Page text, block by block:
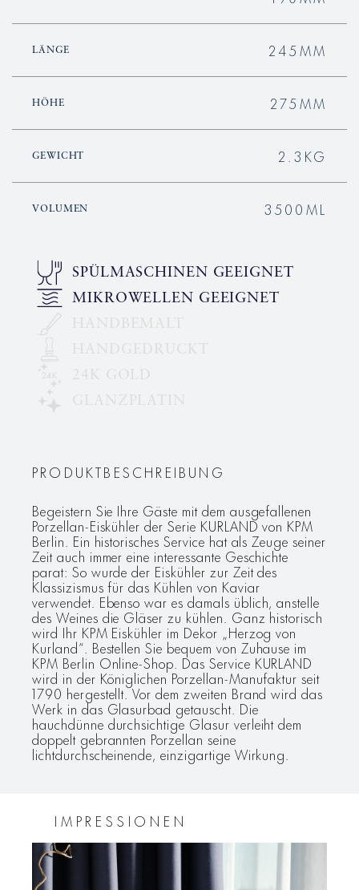
LÄNGE 245MM
HÖHE 275MM
GEWICHT 2.3KG
VOLUMEN 3500ML
SPÜLMASCHINEN GEEIGNET
MIKROWELLEN GEEIGNET
PRODUKTBESCHREIBUNG
Begeistern Sie Ihre Gäste mit dem ausgefallenen
Porzellan-Eiskühler der Serie KURLAND von KPM
Berlin. Ein historisches Service hat als Zeuge seiner
Zeit auch immer eine interessante Geschichte
parat: So wurde der Eiskühler zur Zeit des
Klassizismus für das Kühlen von Kaviar
verwendet. Ebenso war es damals üblich, anstelle
des Weines die Gläser zu kühlen. Ganz historisch
wird Ihr KPM Eiskühler im Dekor „Herzog von
Kurland“. Bestellen Sie bequem von Zuhause im
KPM Berlin Online-Shop. Das Service KURLAND
wird in der Königlichen Porzellan-Manufaktur seit
1790 hergestellt. Vor dem zweiten Brand wird das
Werk in das Glasurbad getauscht. Die
hauchdünne durchsichtige Glasur verleiht dem
doppelt gebrannten Porzellan seine
lichtdurchscheinende, einzigartige Wirkung.
IMPRESSIONEN